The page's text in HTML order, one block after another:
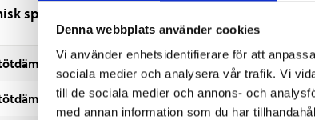
Denna webbplats använder cookies
Vi använder enhetsidentifierare för att
sociala medier och analysera vår trafik. Vi
till de sociala medier och annons- och
med annan information som du har
specifikation